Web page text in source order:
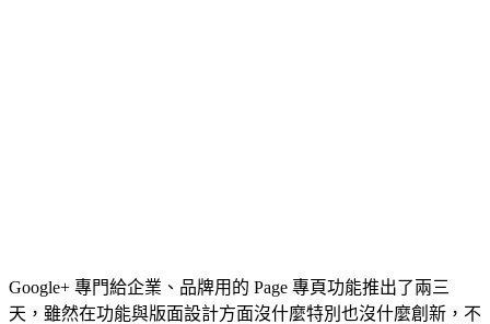
Google+ 專門給企業、品牌用的 Page 專頁功能推出了兩三
天，雖然在功能與版面設計方面沒什麼特別也沒什麼創新，不